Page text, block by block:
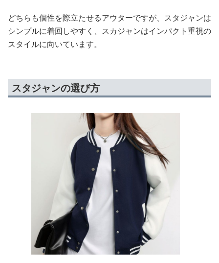
どちらも個性を際立たせるアウターですが、スタジャンは
シンプルに着回しやすく、スカジャンはインパクト重視の
スタイルに向いています。
スタジャンの選び方